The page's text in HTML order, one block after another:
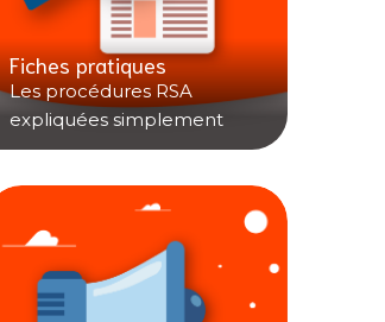
Fiches pratiques
Les procédures RSA
expliquées simplement